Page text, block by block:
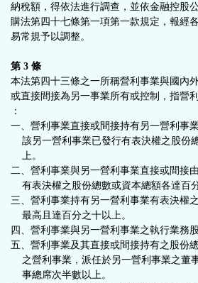
納稅額，得依法進行調查，並依金融控股
購法第四十七條第一項第一款規定，報經
易常規予以調整。
第 3 條
本法第四十三條之一所稱營利事業與國內
或直接間接為另一事業所有或控制，指營
：
一、營利事業直接或間接持有另一營利事
該另一營利事業已發行有表決權之股份
上。
二、營利事業與另一營利事業直接或間接
有表決權之股份總數或資本總額各達百
三、營利事業持有另一營利事業有表決權
最高且達百分之十以上。
四、營利事業與另一營利事業之執行業務
五、營利事業及其直接或間接持有之股份
之營利事業，派任於另一營利事業之董
事總席次半數以上。